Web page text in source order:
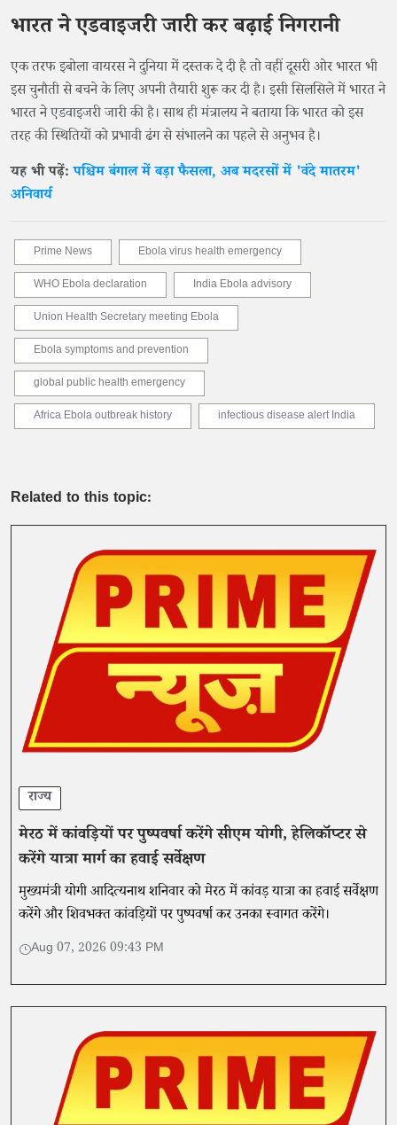
भारत ने एडवाइजरी जारी कर बढ़ाई निगरानी
एक तरफ इबोला वायरस ने दुनिया में दस्तक दे दी है तो वहीं दूसरी ओर भारत भी
इस चुनौती से बचने के लिए अपनी तैयारी शुरू कर दी है। इसी सिलसिले में भारत ने
भारत ने एडवाइजरी जारी की है। साथ ही मंत्रालय ने बताया कि भारत को इस
तरह की स्थितियों को प्रभावी ढंग से संभालने का पहले से अनुभव है।
यह भी पढ़ें:पश्चिम बंगाल में बड़ा फैसला, अब मदरसों में 'वंदे मातरम'
अनिवार्य
Prime News
Ebola virus health emergency
WHO Ebola declaration
India Ebola advisory
Union Health Secretary meeting Ebola
Ebola symptoms and prevention
global public health emergency
Africa Ebola outbreak history
infectious disease alert India
Related to this topic:
राज्य
मेरठ में कांवड़ियों पर पुष्पवर्षा करेंगे सीएम योगी, हेलिकॉप्टर से
करेंगे यात्रा मार्ग का हवाई सर्वेक्षण
मुख्यमंत्री योगी आदित्यनाथ शनिवार को मेरठ में कांवड़ यात्रा का हवाई सर्वेक्षण
करेंगे और शिवभक्त कांवड़ियों पर पुष्पवर्षा कर उनका स्वागत करेंगे।
Aug 07, 2026 09:43 PM